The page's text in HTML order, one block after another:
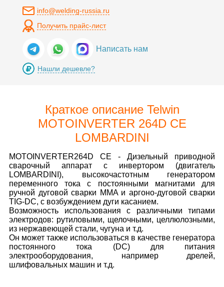
info@welding-russia.ru
Получить прайс-лист
Написать нам
Нашли дешевле?
Краткое описание Telwin
MOTOINVERTER 264D CE
LOMBARDINI
MOTOINVERTER264D CE - Дизельный приводной
сварочный аппарат с инвертором (двигатель
LOMBARDINI), высокочастотным генератором
переменного тока с постоянными магнитами для
ручной дуговой сварки MMA и аргоно-дуговой сварки
TIG-DC, с возбуждением дуги касанием.
Возможность использования с различными типами
электродов: рутиловыми, щелочными, целлюлозными,
из нержавеющей стали, чугуна и т.д.
Он может также использоваться в качестве генератора
постоянного тока (DC) для питания
электрооборудования, например дрелей,
шлифовальных машин и т.д.